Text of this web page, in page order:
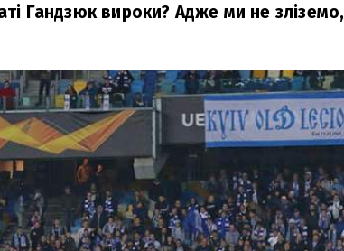
Гандзюк вироки? Адже ми не зліземо,